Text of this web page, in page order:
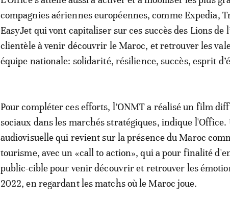
compagnies aériennes européennes, comme Expedia,
EasyJet qui vont capitaliser sur ces succès des Lions
clientèle à venir découvrir le Maroc, et retrouver les
équipe nationale: solidarité, résilience, succès, esprit
Pour compléter ces efforts, l’ONMT a réalisé un film
sociaux dans les marchés stratégiques, indique
audiovisuelle qui revient sur la présence du Maroc
tourisme, avec un «call to action», qui a pour finalité
public-cible pour venir découvrir et retrouver les
2022, en regardant les matchs où le Maroc joue.